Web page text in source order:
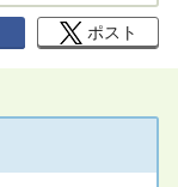
ポスト